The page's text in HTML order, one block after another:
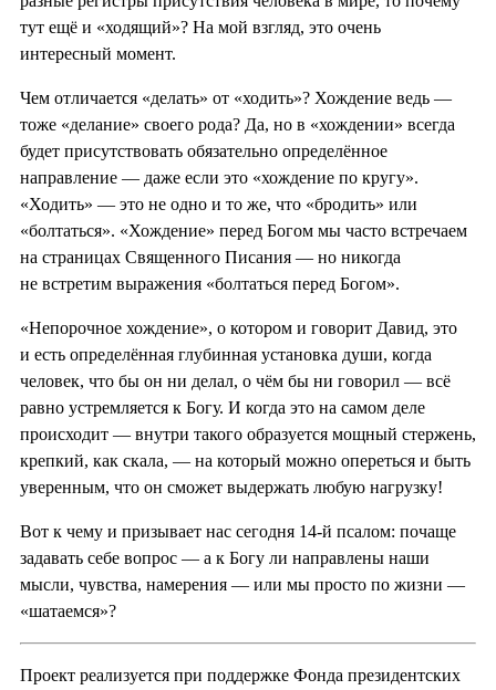
тут ещё и «ходящий»? На мой взгляд, это очень
интересный момент.
Чем отличается «делать» от «ходить»? Хождение ведь —
тоже «делание» своего рода? Да, но в «хождении» всегда
будет присутствовать обязательно определённое
направление — даже если это «хождение по кругу».
«Ходить» — это не одно и то же, что «бродить» или
«болтаться». «Хождение» перед Богом мы часто встречаем
на страницах Священного Писания — но никогда
не встретим выражения «болтаться перед Богом».
«Непорочное хождение», о котором и говорит Давид, это
и есть определённая глубинная установка души, когда
человек, что бы он ни делал, о чём бы ни говорил — всё
равно устремляется к Богу. И когда это на самом деле
происходит — внутри такого образуется мощный стержень,
крепкий, как скала, — на который можно опереться и быть
уверенным, что он сможет выдержать любую нагрузку!
Вот к чему и призывает нас сегодня 14-й псалом: почаще
задавать себе вопрос — а к Богу ли направлены наши
мысли, чувства, намерения — или мы просто по жизни —
«шатаемся»?
Проект реализуется при поддержке Фонда президентских